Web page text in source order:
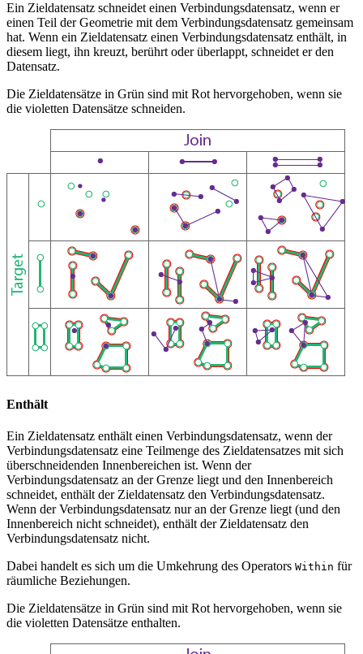
Ein Zieldatensatz schneidet einen Verbindungsdatensatz, wenn er
einen Teil der Geometrie mit dem Verbindungsdatensatz gemeinsam
hat. Wenn ein Zieldatensatz einen Verbindungsdatensatz enthält, in
diesem liegt, ihn kreuzt, berührt oder überlappt, schneidet er den
Datensatz.
Die Zieldatensätze in Grün sind mit Rot hervorgehoben, wenn sie
die violetten Datensätze schneiden.
Enthält
Ein Zieldatensatz enthält einen Verbindungsdatensatz, wenn der
Verbindungsdatensatz eine Teilmenge des Zieldatensatzes mit sich
überschneidenden Innenbereichen ist. Wenn der
Verbindungsdatensatz an der Grenze liegt und den Innenbereich
schneidet, enthält der Zieldatensatz den Verbindungsdatensatz.
Wenn der Verbindungsdatensatz nur an der Grenze liegt (und den
Innenbereich nicht schneidet), enthält der Zieldatensatz den
Verbindungsdatensatz nicht.
Dabei handelt es sich um die Umkehrung des Operators Within für
räumliche Beziehungen.
Die Zieldatensätze in Grün sind mit Rot hervorgehoben, wenn sie
die violetten Datensätze enthalten.